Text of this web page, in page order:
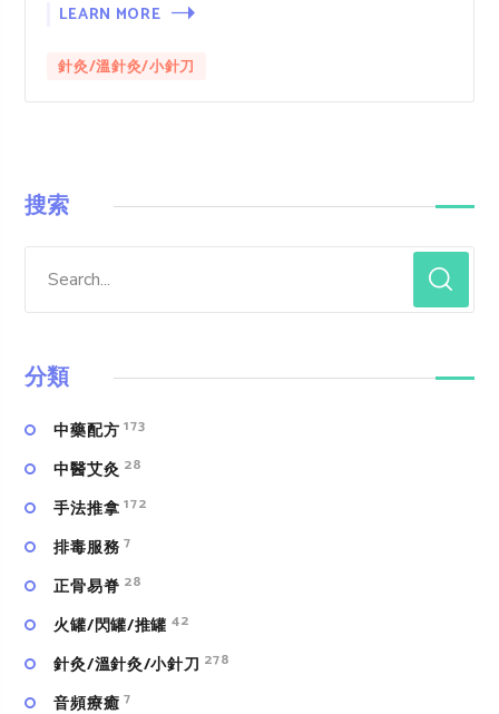
LEARN MORE
針灸/溫針灸/小針刀
搜索
分類
中藥配方 173
中醫艾灸 28
手法推拿 172
排毒服務 7
正骨易脊 28
火罐/閃罐/推罐 42
針灸/溫針灸/小針刀 278
⾳頻療癒 7